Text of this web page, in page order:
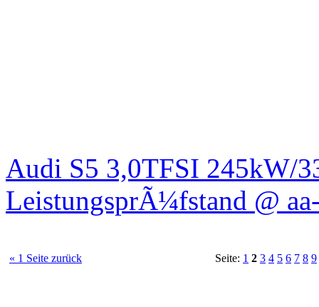
Audi S5 3,0TFSI 245kW/
LeistungsprÃ¼fstand @
« 1 Seite zurück Seite: 1 2 3 4 5 6 7 8 9